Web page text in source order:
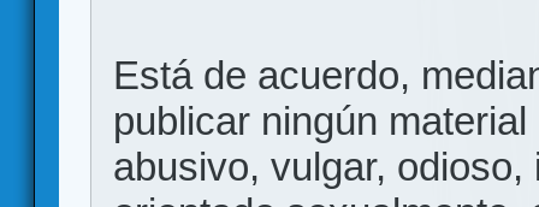
Está de acuerdo,
publicar ningún
abusivo, vulgar,